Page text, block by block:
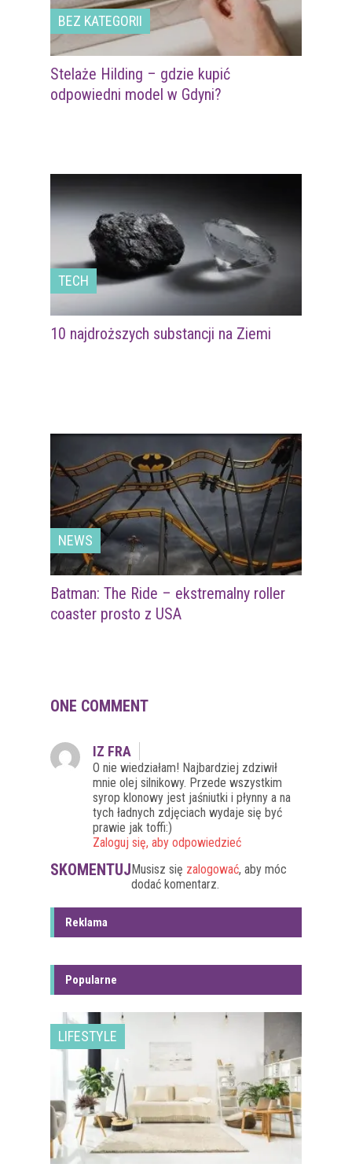
BEZ KATEGORII
Stelaże Hilding – gdzie kupić
odpowiedni model w Gdyni?
TECH
10 najdroższych substancji na Ziemi
NEWS
Batman: The Ride – ekstremalny roller
coaster prosto z USA
ONE COMMENT
IZ FRA
O nie wiedziałam! Najbardziej zdziwił
mnie olej silnikowy. Przede wszystkim
syrop klonowy jest jaśniutki i płynny a na
tych ładnych zdjęciach wydaje się być
prawie jak toffi:)
Zaloguj się, aby odpowiedzieć
SKOMENTUJ Musisz się zalogować, aby móc
dodać komentarz.
Reklama
Popularne
LIFESTYLE